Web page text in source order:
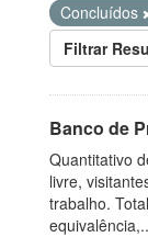
Concluídos
Filtrar
Banco de
Quantitativo
livre,
trabalho.